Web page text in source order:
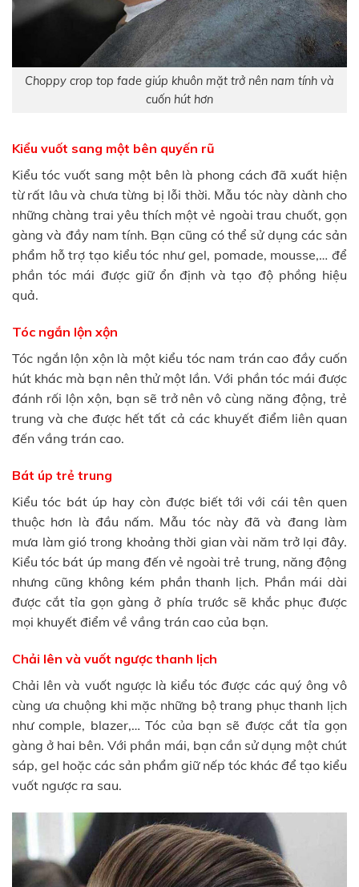
Choppy crop top fade giúp khuôn mặt trở nên nam tính và
cuốn hút hơn
Kiểu vuốt sang một bên quyến rũ
Kiểu tóc vuốt sang một bên là phong cách đã xuất hiện
từ rất lâu và chưa từng bị lỗi thời. Mẫu tóc này dành cho
những chàng trai yêu thích một vẻ ngoài trau chuốt, gọn
gàng và đầy nam tính. Bạn cũng có thể sử dụng các sản
phẩm hỗ trợ tạo kiểu tóc như gel, pomade, mousse,… để
phần tóc mái được giữ ổn định và tạo độ phồng hiệu
quả.
Tóc ngắn lộn xộn
Tóc ngắn lộn xộn là một kiểu tóc nam trán cao đầy cuốn
hút khác mà bạn nên thử một lần. Với phần tóc mái được
đánh rối lộn xộn, bạn sẽ trở nên vô cùng năng động, trẻ
trung và che được hết tất cả các khuyết điểm liên quan
đến vầng trán cao.
Bát úp trẻ trung
Kiểu tóc bát úp hay còn được biết tới với cái tên quen
thuộc hơn là đầu nấm. Mẫu tóc này đã và đang làm
mưa làm gió trong khoảng thời gian vài năm trở lại đây.
Kiểu tóc bát úp mang đến vẻ ngoài trẻ trung, năng động
nhưng cũng không kém phần thanh lịch. Phần mái dài
được cắt tỉa gọn gàng ở phía trước sẽ khắc phục được
mọi khuyết điểm về vầng trán cao của bạn.
Chải lên và vuốt ngược thanh lịch
Chải lên và vuốt ngược là kiểu tóc được các quý ông vô
cùng ưa chuộng khi mặc những bộ trang phục thanh lịch
như comple, blazer,… Tóc của bạn sẽ được cắt tỉa gọn
gàng ở hai bên. Với phần mái, bạn cần sử dụng một chút
sáp, gel hoặc các sản phẩm giữ nếp tóc khác để tạo kiểu
vuốt ngược ra sau.